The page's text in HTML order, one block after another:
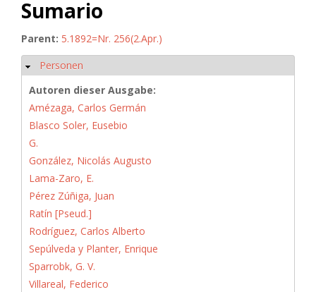
Sumario
Parent: 5.1892=Nr. 256(2.Apr.)
Ausblenden
Personen
Autoren dieser Ausgabe:
Amézaga, Carlos Germán
Blasco Soler, Eusebio
G.
González, Nicolás Augusto
Lama-Zaro, E.
Pérez Zúñiga, Juan
Ratín [Pseud.]
Rodríguez, Carlos Alberto
Sepúlveda y Planter, Enrique
Sparrobk, G. V.
Villareal, Federico